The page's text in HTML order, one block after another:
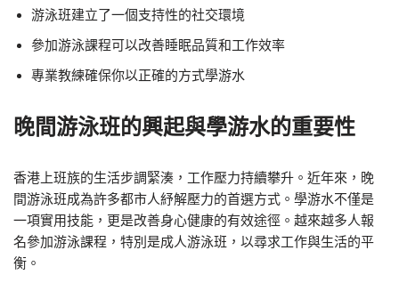
游泳班建立了一個支持性的社交環境
參加游泳課程可以改善睡眠品質和工作效率
專業教練確保你以正確的方式學游水
晚間游泳班的興起與學游水的重要性
香港上班族的生活步調緊湊，工作壓力持續攀升。近年來，晚
間游泳班成為許多都市人紓解壓力的首選方式。學游水不僅是
一項實用技能，更是改善身心健康的有效途徑。越來越多人報
名參加游泳課程，特別是成人游泳班，以尋求工作與生活的平
衡。